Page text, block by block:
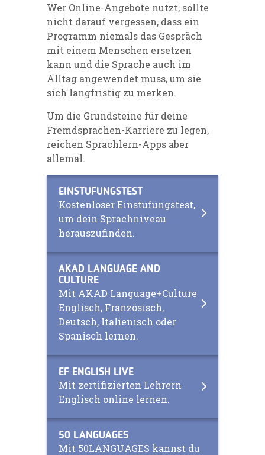
Wer Online-Angebote nutzt, sollte
nicht darauf vergessen, dass ein
Programm niemals das Gespräch
mit einem Menschen ersetzen
kann und die Sprache auch im
Alltag angewendet muss, um sie
sich langfristig zu merken.
Um die Grundsteine für deine
Fremdsprachen-Karriere zu legen,
reichen Sprachlern-Apps aber
allemal.
EINSTUFUNGSTEST
Kostenloser Einstufungstest,
um dein Sprachniveau
herauszufinden.
AKAD LANGUAGE AND
CULTURE
Mit AKAD Language+Culture
Englisch, Französisch,
Deutsch, Italienisch oder
Spanisch lernen.
EF ENGLISH LIVE
Mit zertifizierten Lehrern
Englisch online lernen.
50 LANGUAGES
Mit 50LANGUAGES kannst du